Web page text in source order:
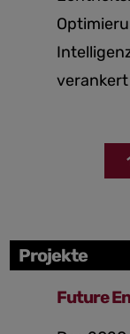
Projekte
Future